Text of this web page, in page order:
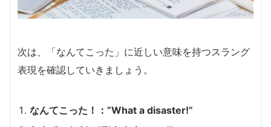
次は、「なんてこった」に近しい意味を持つスラング
表現を確認していきましょう。
なんてこった！：”What a disaster!”